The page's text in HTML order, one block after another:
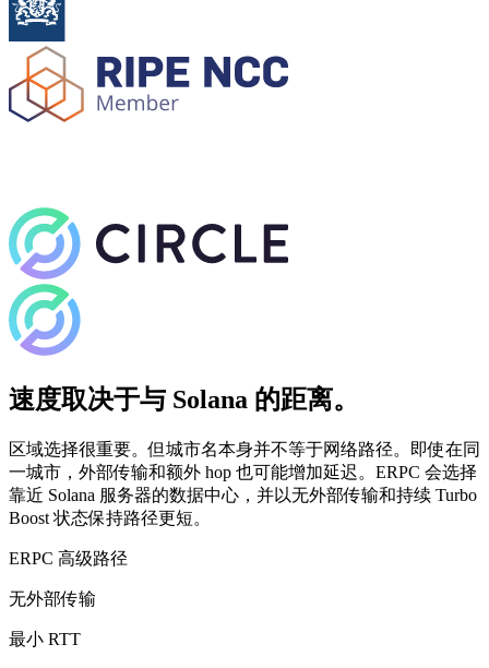
速度取决于与 Solana 的距离。
区域选择很重要。但城市名本身并不等于网络路径。即使在同
一城市，外部传输和额外 hop 也可能增加延迟。ERPC 会选择
靠近 Solana 服务器的数据中心，并以无外部传输和持续 Turbo
Boost 状态保持路径更短。
ERPC 高级路径
无外部传输
最小 RTT